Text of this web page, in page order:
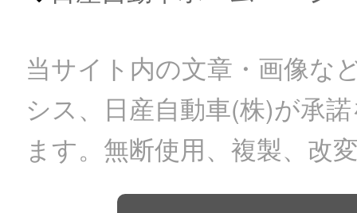
当サイト内の文章・画像な
シス、日産自動車(株)が承
ます。無断使用、複製、改